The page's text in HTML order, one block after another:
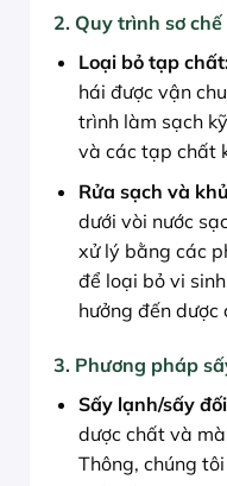
2. Quy trình sơ
Loại bỏ tạp
hái được vận
trình làm sạch
và các tạp chất
Rửa sạch và
dưới vòi nước
xử lý bằng các
để loại bỏ vi
hưởng đến dược
3. Phương pháp
Sấy lạnh/sấy
dược chất và
Thông, chúng